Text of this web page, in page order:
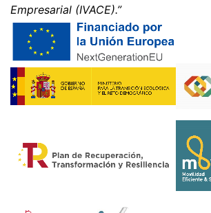
Empresarial (IVACE).”